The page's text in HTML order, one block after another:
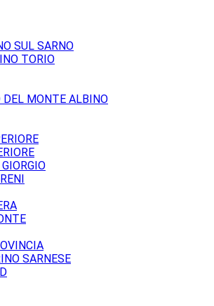
SUL SARNO
TORIO
DEL MONTE ALBINO
SARNESE